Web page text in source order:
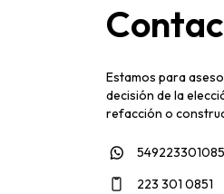
Estamos para
decisión de la
refacción o
223 301 0851